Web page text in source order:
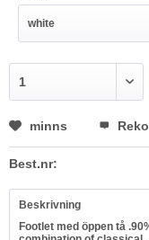
minns
Best.nr:
Beskrivning
Footlet med öppen tå